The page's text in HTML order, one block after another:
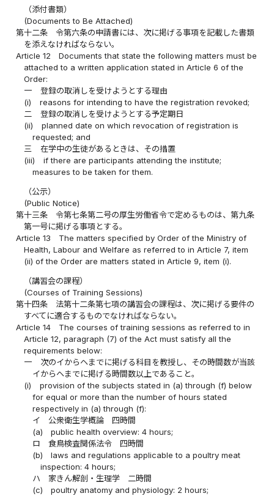
（添付書類）
(Documents to Be Attached)
第十二条
令第六条の申請書には、次に掲げる事項を記載した書類
を添えなければならない。
Article 12
Documents that state the following matters must be
attached to a written application stated in Article 6 of the
Order:
一
登録の取消しを受けようとする理由
(i)
reasons for intending to have the registration revoked;
二
登録の取消しを受けようとする予定期日
(ii)
planned date on which revocation of registration is
requested; and
三
在学中の生徒があるときは、その措置
(iii)
if there are participants attending the institute;
measures to be taken for them.
（公示）
(Public Notice)
第十三条
令第七条第二号の厚生労働省令で定めるものは、第九条
第一号に掲げる事項とする。
Article 13
The matters specified by Order of the Ministry of
Health, Labour and Welfare as referred to in Article 7, item
(ii) of the Order are matters stated in Article 9, item (i).
（講習会の課程）
(Courses of Training Sessions)
第十四条
法第十二条第七項の講習会の課程は、次に掲げる要件の
すべてに適合するものでなければならない。
Article 14
The courses of training sessions as referred to in
Article 12, paragraph (7) of the Act must satisfy all the
requirements below:
一
次のイからヘまでに掲げる科目を教授し、その時間数が当該
イからヘまでに掲げる時間数以上であること。
(i)
provision of the subjects stated in (a) through (f) below
for equal or more than the number of hours stated
respectively in (a) through (f):
イ
公衆衛生学概論 四時間
(a)
public health overview: 4 hours;
ロ
食鳥検査関係法令 四時間
(b)
laws and regulations applicable to a poultry meat
inspection: 4 hours;
ハ
家きん解剖・生理学 二時間
(c)
poultry anatomy and physiology: 2 hours;